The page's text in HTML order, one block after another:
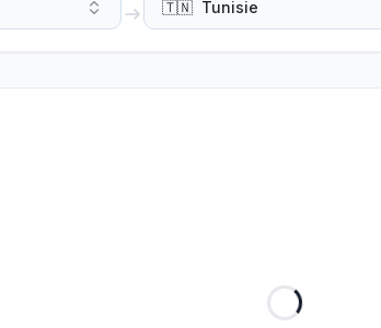
🇹🇳 Tunisie